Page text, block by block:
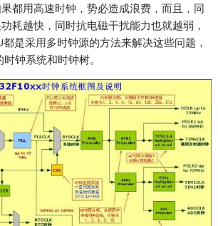
都用高速时钟，势必造成浪费，而且，同
耗越快，同时抗电磁干扰能力也就越弱，
是采用多时钟源的方法来解决这些问题，
钟系统和时钟树。